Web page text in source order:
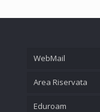
WebMail
Area Riservata
Eduroam